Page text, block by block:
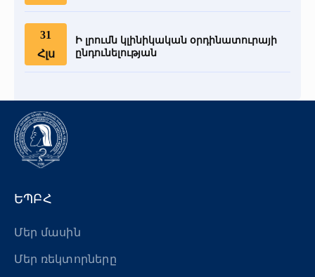
31
Հլս
Ի լրումն կլինիկական օրդինատուրայի
ընդունելության
ԵՊԲՀ
Մեր մասին
Մեր ռեկտորները